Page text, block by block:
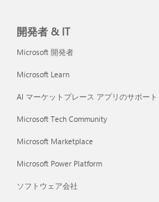
開発者 & IT
Microsoft 開発者
Microsoft Learn
AI マーケットプレース アプリのサポート
Microsoft Tech Community
Microsoft Marketplace
Microsoft Power Platform
ソフトウェア会社